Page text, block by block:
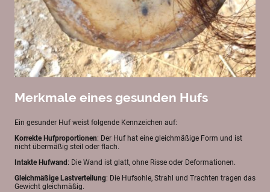
Merkmale eines gesunden Hufs
Ein gesunder Huf weist folgende Kennzeichen auf:
Korrekte Hufproportionen: Der Huf hat eine gleichmäßige Form und ist
nicht übermäßig steil oder flach.
Intakte Hufwand : Die Wand ist glatt, ohne Risse oder Deformationen.
Gleichmäßige Lastverteilung: Die Hufsohle, Strahl und Trachten tragen das
Gewicht gleichmäßig.